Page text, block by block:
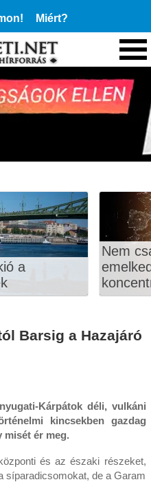
Miért?
a
Nem
Barsig a Hazajáró
Kárpátok déli, vulkáni
kincsekben gazdag
misét ér meg.
és az északi részeket,
síparadicsomokat, de a Garam